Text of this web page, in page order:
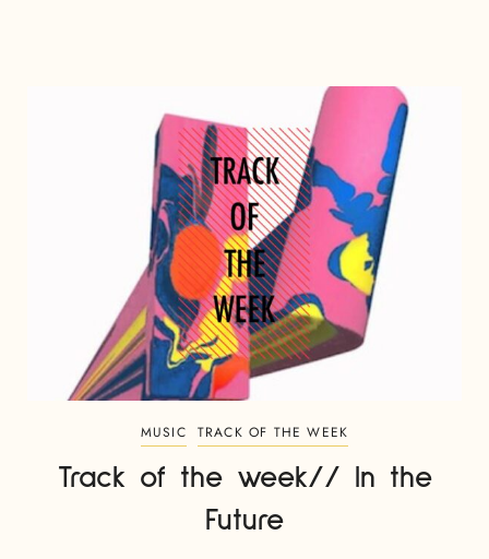
MUSIC TRACK OF THE WEEK
Track of the week// In the
Future